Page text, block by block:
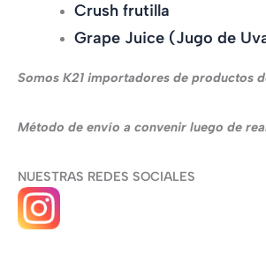
Crush frutilla
Grape Juice (Jugo de
Somos K21 importadores de productos
Método de envío a convenir luego de
NUESTRAS REDES SOCIALES